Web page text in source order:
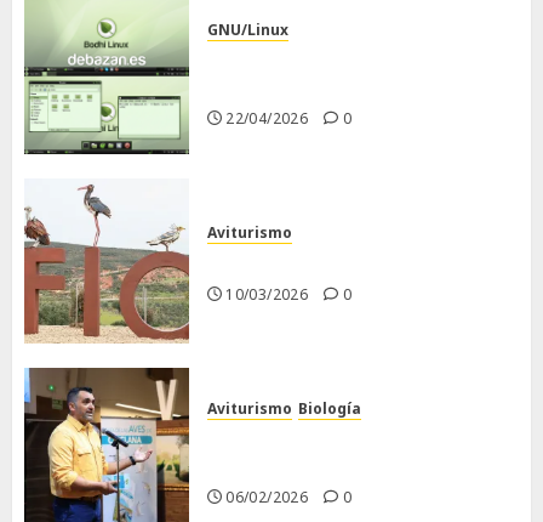
GNU/Linux
22/04/2026 0
Aviturismo
10/03/2026 0
Aviturismo Biología
06/02/2026 0